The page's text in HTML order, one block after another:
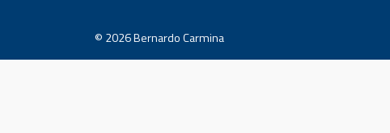
© 2026Bernardo Carmina